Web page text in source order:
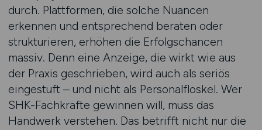
durch. Plattformen, die solche Nuancen
erkennen und entsprechend beraten oder
strukturieren, erhöhen die Erfolgschancen
massiv. Denn eine Anzeige, die wirkt wie aus
der Praxis geschrieben, wird auch als seriös
eingestuft – und nicht als Personalfloskel. Wer
SHK-Fachkräfte gewinnen will, muss das
Handwerk verstehen. Das betrifft nicht nur die